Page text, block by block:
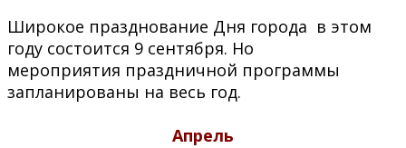
Широкое празднование Дня города в этом
году состоится 9 сентября. Но
мероприятия праздничной программы
запланированы на весь год.
Апрель